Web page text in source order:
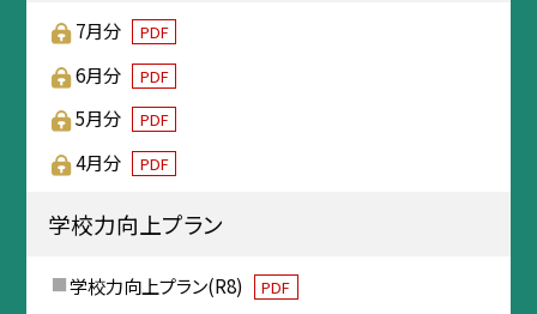
7月分 PDF
6月分 PDF
5月分 PDF
4月分 PDF
学校力向上プラン
学校力向上プラン(R8) PDF